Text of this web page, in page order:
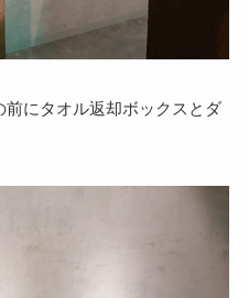
にタオル返却ボックスとダ